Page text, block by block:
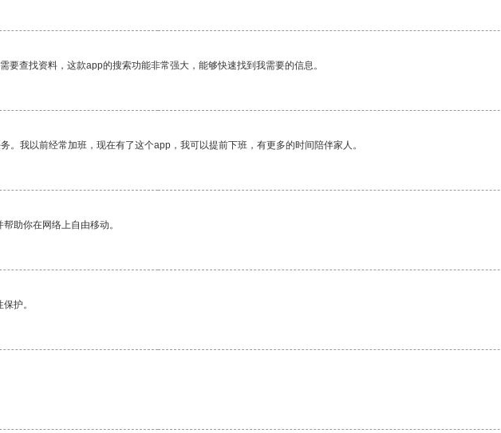
查找资料，这款app的搜索功能非常强大，能够快速找到我需要的信息。
我以前经常加班，现在有了这个app，我可以提前下班，有更多的时间陪伴家人。
助你在网络上自由移动。
护。